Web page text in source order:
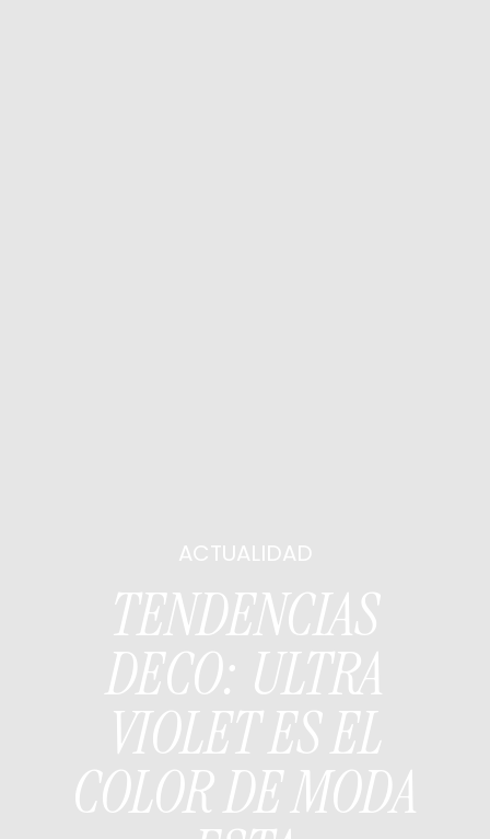
ACTUALIDAD
TENDENCIAS
DECO: ULTRA
VIOLET ES EL
COLOR DE MODA